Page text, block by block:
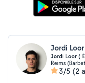
Jordi Loor
Jordi Loor (
Reims
3/5 (2